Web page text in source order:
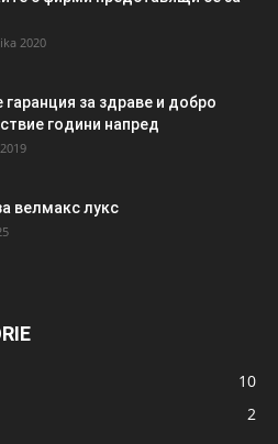
2020
гаранция за здраве и добро
години напред
велмакс лукс
10
2